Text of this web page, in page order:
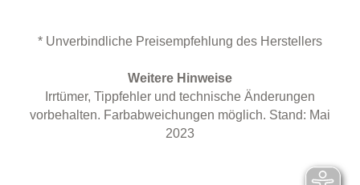
* Unverbindliche Preisempfehlung des Herstellers
Weitere Hinweise
Irrtümer, Tippfehler und technische Änderungen
vorbehalten. Farbabweichungen möglich. Stand: Mai
2023